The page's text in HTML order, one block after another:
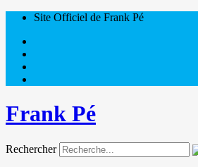
Site Officiel de Frank Pé
Frank Pé
Rechercher